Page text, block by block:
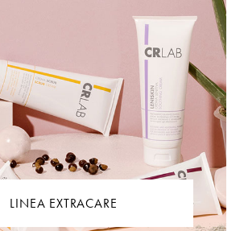
LINEA EXTRACARE